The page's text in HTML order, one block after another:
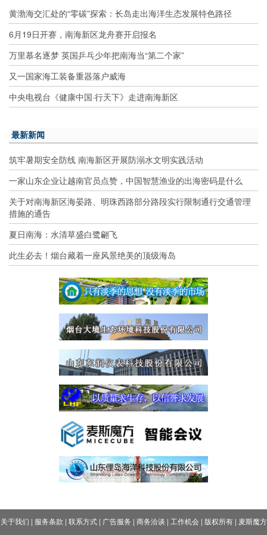
黄渤海交汇处的“零碳”探索：长岛走出海洋生态发展特色路径
6月19日开赛，南海新区龙舟赛开启报名
万里慕名逐梦 英国乒乓少年把南海当“第二个家”
又一国家海工装备重器落户威海
中央电视台《健康中国·行天下》走进南海新区
最新新闻
筑牢暑期安全防线 南海新区开展防溺水文明实践活动
一家山东企业让越南官员点赞，中国智慧渔业的出海密码是什么
关于对南海新区海晏路、明珠西路部分路段实行限制通行交通管理
措施的通告
夏日南海：水清草盛白鹭翩飞
此生必去！烟台藏着一座风景绝美的顶级海岛
关于我们 | 服务条款 | 联系方式| 广告服务 | 商务洽谈 | 工作机会| 版权所有| 麦斯魔方